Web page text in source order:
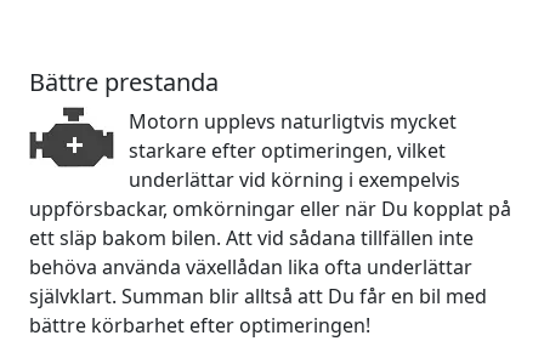
Bättre prestanda
Motorn upplevs naturligtvis mycket
starkare efter optimeringen, vilket
underlättar vid körning i exempelvis
uppförsbackar, omkörningar eller när Du kopplat på
ett släp bakom bilen. Att vid sådana tillfällen inte
behöva använda växellådan lika ofta underlättar
självklart. Summan blir alltså att Du får en bil med
bättre körbarhet efter optimeringen!